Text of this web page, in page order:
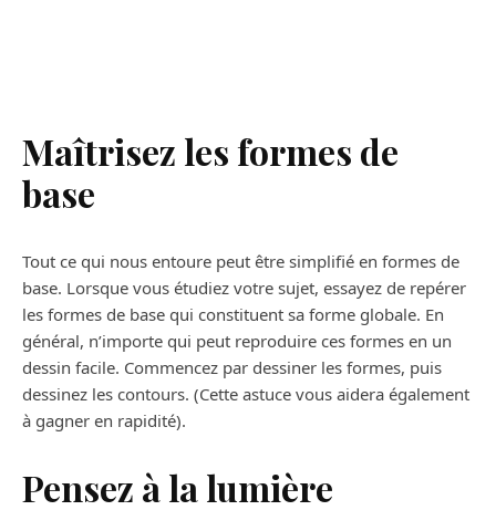
Maîtrisez les formes de
base
Tout ce qui nous entoure peut être simplifié en formes de
base. Lorsque vous étudiez votre sujet, essayez de repérer
les formes de base qui constituent sa forme globale. En
général, n’importe qui peut reproduire ces formes en un
dessin facile. Commencez par dessiner les formes, puis
dessinez les contours. (Cette astuce vous aidera également
à gagner en rapidité).
Pensez à la lumière